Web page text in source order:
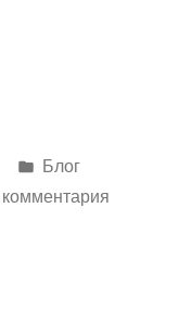
Написано
в
Блог